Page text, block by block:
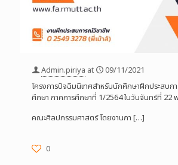
Admin.piriya at
09/11/2021
โครงการปัจฉิมนิเทศสำหรับนักศึกษาฝึกประสบ
ศึกษา ภาคการศึกษาที่ 1/2564 ในวันจันทร์ที่ 22
คณะศิลปกรรมศาสตร์ โดยงานกา […]
0